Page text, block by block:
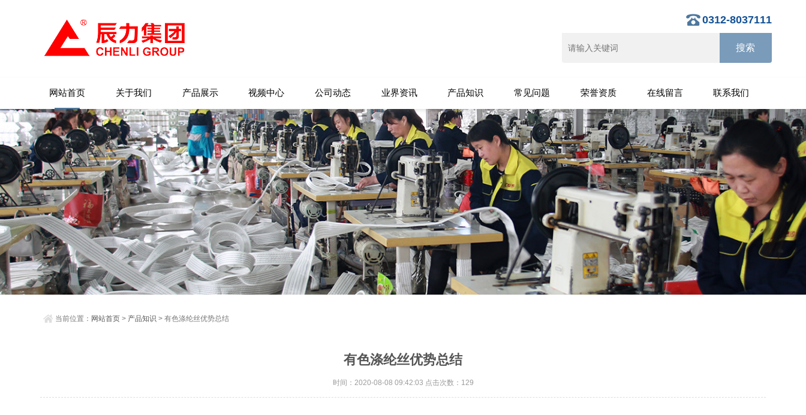
0312-8037111
网站首页 关于我们 产品展示 视频中心 公司动态 业界资讯 产品知识 常见问题 荣誉资质 在线留言 联系我们
当前位置： 网站首页 > 产品知识 > 有色涤纶丝优势总结
有色涤纶丝优势总结
时间：2020-08-08 09:42:03 点击次数：129